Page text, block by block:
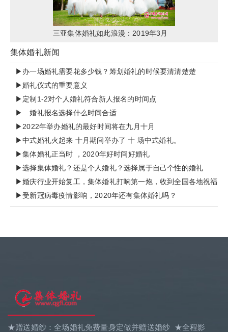
三亚集体婚礼如此浪漫：2019年3月
22日“浪漫天涯”集体婚礼分享
集体婚礼新闻
▶办一场婚礼需要花多少钱？筹划婚礼的时候要清清楚楚
▶婚礼仪式的重要意义
▶定制1-2对个人婚礼符合新人报名的时间点
▶ 婚礼报名选择什么时间合适
▶2022年举办婚礼的最好时间将在九月十月
▶中式婚礼火起来 十月期间举办了 十 场中式婚礼。
▶集体婚礼正当时 ，2020年好时间好婚礼
▶选择集体婚礼？还是个人婚礼？选择属于自己个性的婚礼
▶婚庆行业开始复工，集体婚礼打响第一炮，收到全国各地祝福
▶受新冠病毒疫情影响，2020年还有集体婚礼吗？
★赠送婚纱：全场婚礼免费量身定做并赠送婚纱 ★全程影